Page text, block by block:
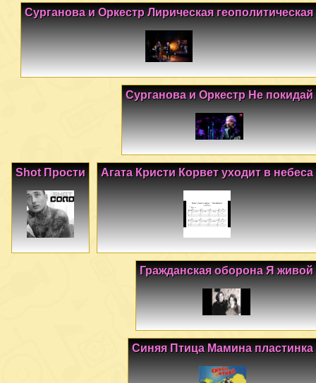
Сурганова и Оркестр Лирическая геополитическая
Сурганова и Оркестр Не покидай
Агата Кристи Корвет уходит в небеса
Shot Прости
Гражданская оборона Я живой
Синяя Птица Мамина пластинка